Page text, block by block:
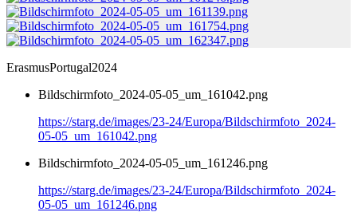
ErasmusPortugal2024
Bildschirmfoto_2024-05-05_um_161042.png
https://starg.de/images/23-24/Europa/Bildschirmfoto_2024-
05-05_um_161042.png
Bildschirmfoto_2024-05-05_um_161246.png
https://starg.de/images/23-24/Europa/Bildschirmfoto_2024-
05-05_um_161246.png